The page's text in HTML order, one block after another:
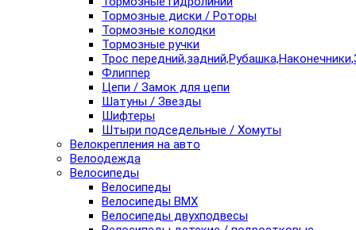
Тормозные диски / Роторы
Тормозные колодки
Тормозные ручки
Трос
Флиппер
Цепи / Замок для цепи
Шатуны / Звезды
Шифтеры
Штыри подседельные / Хомуты
Велокрепления на авто
Велоодежда
Велосипеды
Велосипеды
Велосипеды BMX
Велосипеды двухподвесы